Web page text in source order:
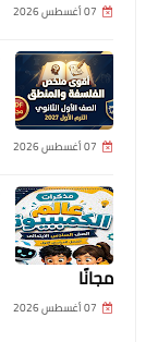
07 أغسطس 2026
07 أغسطس 2026
مجانًا
07 أغسطس 2026